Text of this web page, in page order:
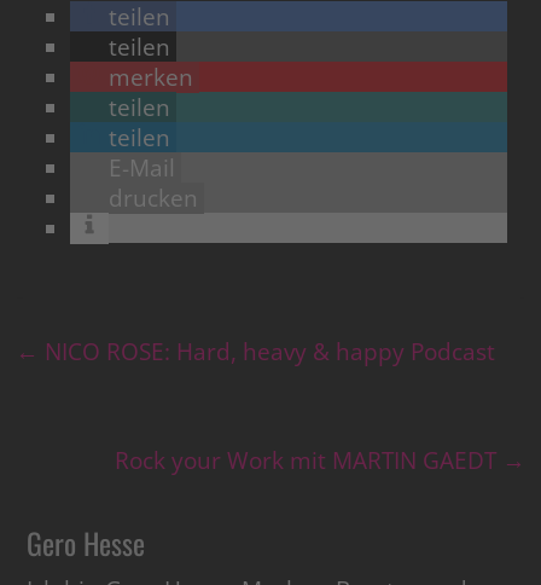
teilen
teilen
merken
teilen
teilen
E-Mail
drucken
← NICO ROSE: Hard, heavy & happy Podcast
Rock your Work mit MARTIN GAEDT →
Gero Hesse